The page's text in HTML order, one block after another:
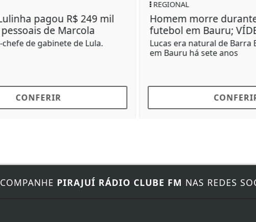
de
morava
Sul do Brasil pode enfrentar ciclone
bomba; INMET monitora
Entre 6 e 8 de agosto, os principais impactos
são esperados na Região Sul.
PIRAJUÍ RÁDIO CLUBE FM NAS REDES